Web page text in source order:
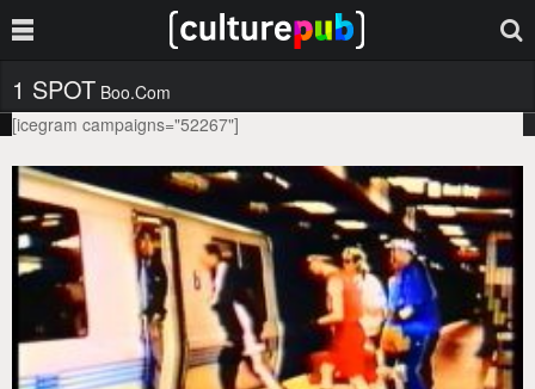
1 SPOT Boo.com
[icegram campaigns="52267"]